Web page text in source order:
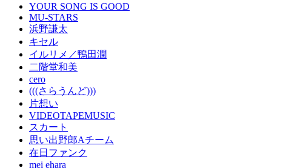
YOUR SONG IS GOOD
MU-STARS
浜野謙太
キセル
イルリメ／鴨田潤
二階堂和美
cero
(((さらうんど)))
片想い
VIDEOTAPEMUSIC
スカート
思い出野郎Aチーム
在日ファンク
mei ehara